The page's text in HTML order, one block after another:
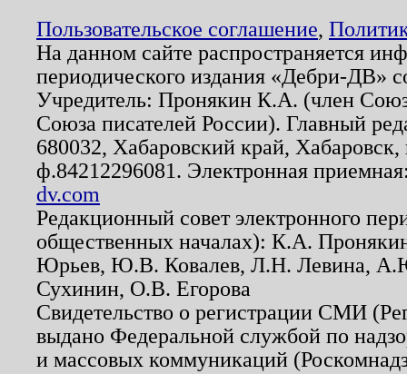
Пользовательское соглашение,
На данном сайте распространяется
периодического издания «Дебри-ДВ»
Учредитель: Пронякин К.А. (член
Союза писателей России). Главный
680032, Хабаровский край,
ф.84212296081. Электронная
dv.com
Редакционный совет электронного
общественных началах): К.А.
Юрьев, Ю.В. Ковалев, Л.Н. Левина,
Сухинин, О.В. Егорова
Свидетельство о регистрации СМИ
выдано Федеральной службой по
и массовых коммуникаций